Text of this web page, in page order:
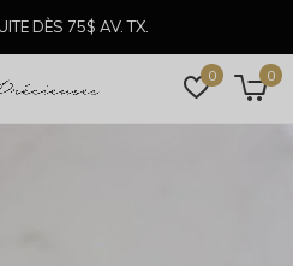
0 0
DÈS 75$ AV. TX.